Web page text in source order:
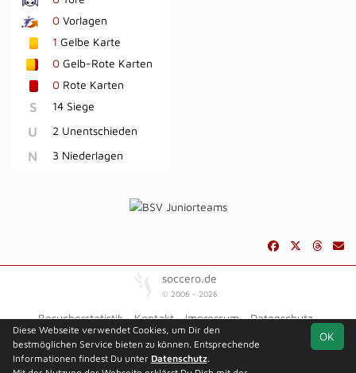
0 Vorlagen
1 Gelbe Karte
0 Gelb-Rote Karten
0 Rote Karten
S 14 Siege
U 2 Unentschieden
N 3 Niederlagen
soccero.de
© 2006 - 2026
Besucherstatistik Kontakt Impressum
Datenschutz
OK
Diese Webseite verwendet Cookies, um Dir den
bestmöglichen Service bieten zu können. Entsprechende
Informationen findest Du unter Datenschutz.